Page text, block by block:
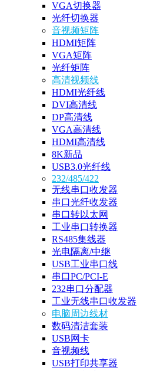
VGA切换器
光纤切换器
音视频矩阵
HDMI矩阵
VGA矩阵
光纤矩阵
高清视频线
HDMI光纤线
DVI高清线
DP高清线
VGA高清线
HDMI高清线
8K新品
USB3.0光纤线
232/485/422
无线串口收发器
串口光纤收发器
串口转以太网
工业串口转换器
RS485集线器
光电隔离/中继
USB工业串口线
串口PC/PCI-E
232串口分配器
工业无线串口收发器
电脑周边线材
数码清洁套装
USB网卡
音视频线
USB打印共享器